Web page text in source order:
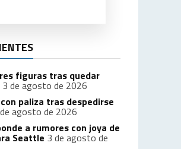
figuras tras quedar
3 de agosto de 2026
paliza tras despedirse
agosto de 2026
a rumores con joya de
Seattle 3 de agosto de